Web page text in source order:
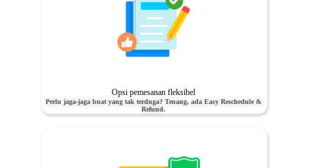
Opsi pemesanan fleksibel
Perlu jaga-jaga buat yang tak terduga? Tenang, ada Easy Reschedule &
Refund.